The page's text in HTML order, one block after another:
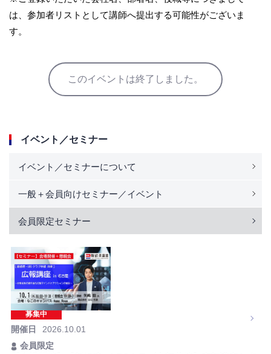
は、参加者リストとして講師へ提出する可能性がございま
す。
このイベントは終了しました。
イベント／セミナー
イベント／セミナーについて
一般＋会員向けセミナー／イベント
会員限定セミナー
募集中
開催日
2026.10.01
会員限定